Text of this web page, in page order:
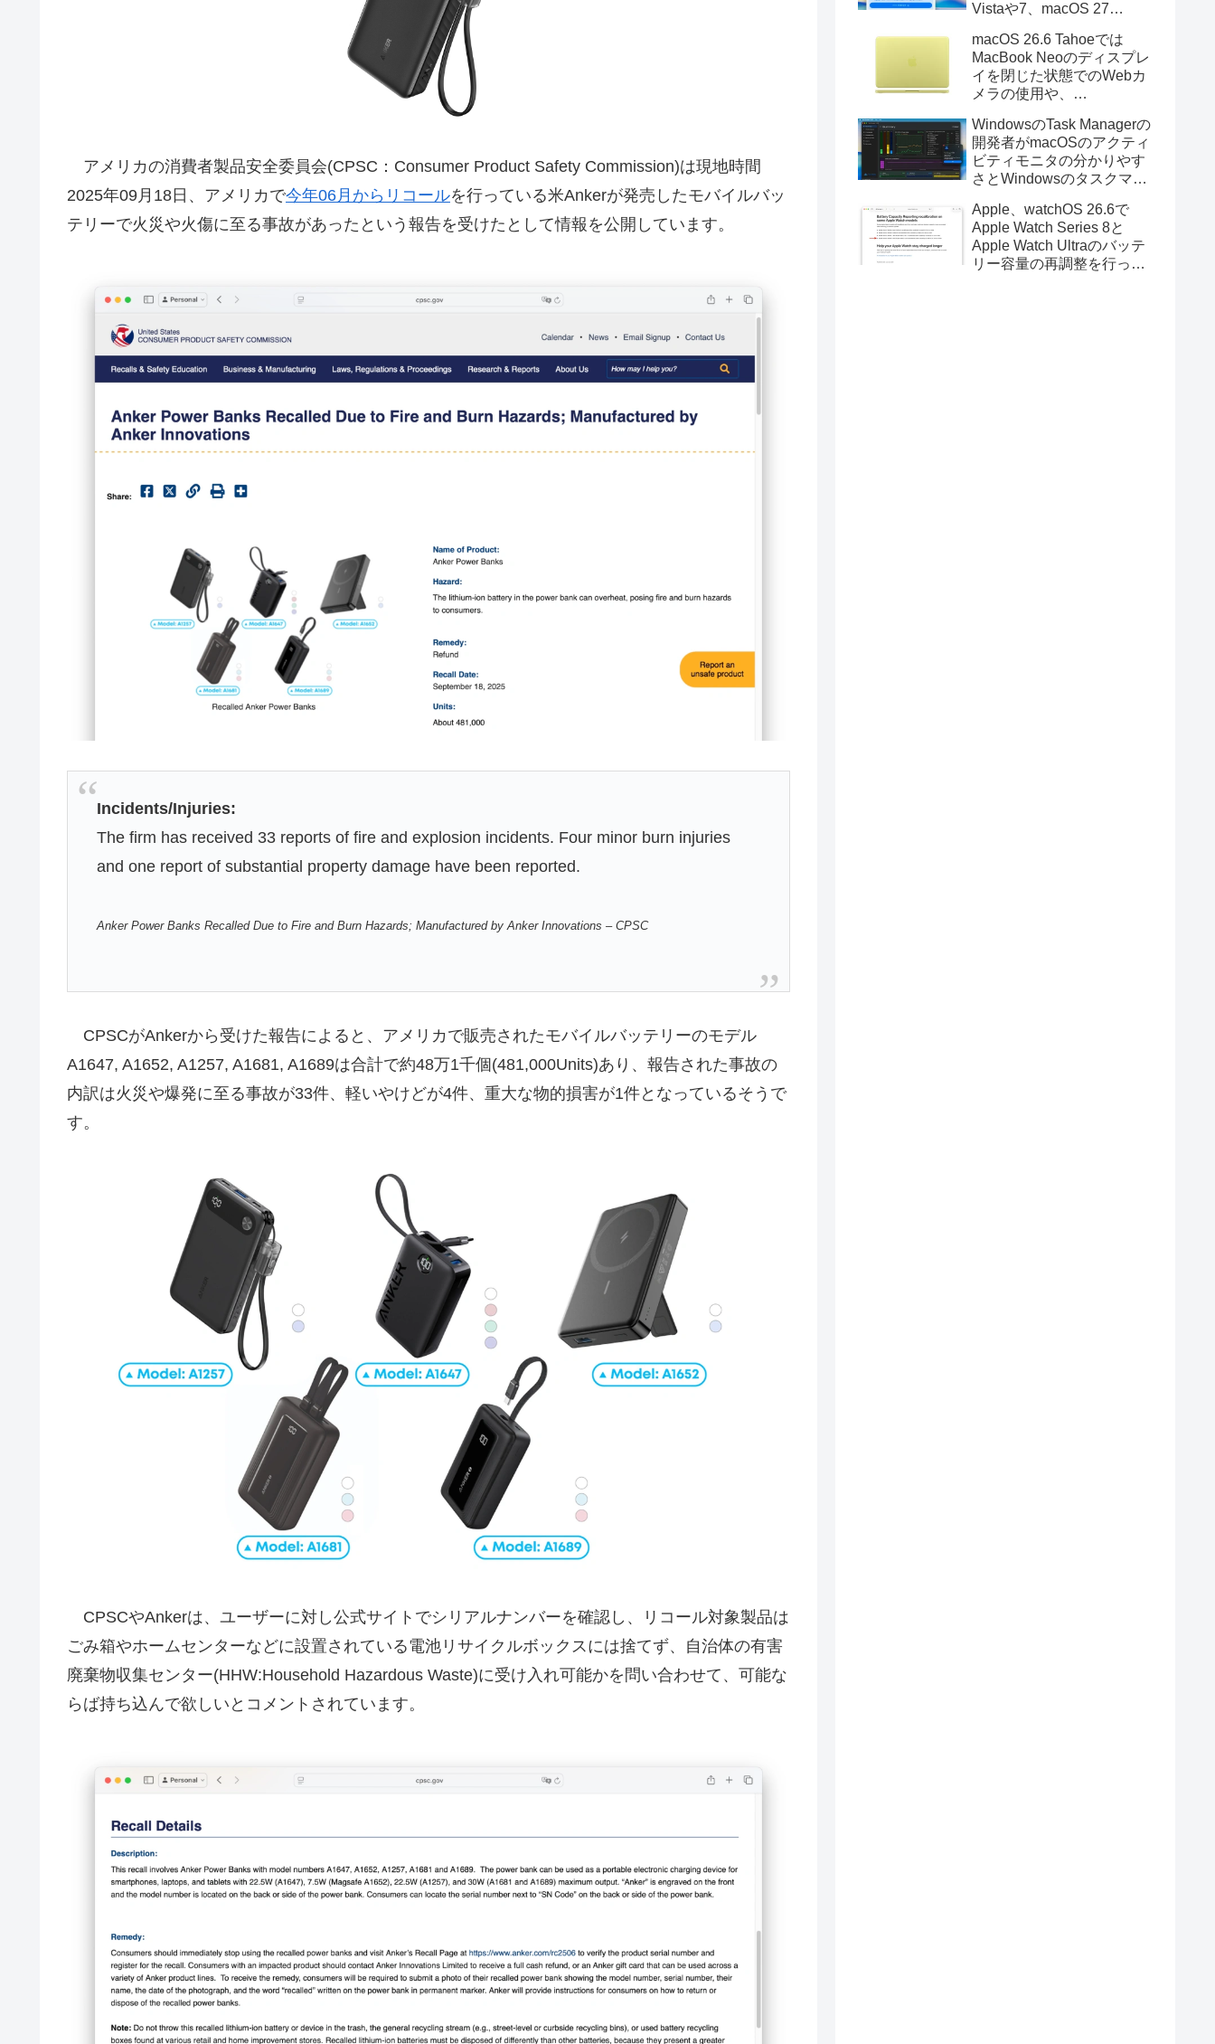
アメリカの消費者製品安全委員会(CPSC：Consumer Product Safety Commission)は現地時間
2025年09月18日、アメリカで今年06月からリコールを行っている米Ankerが発売したモバイルバッ
テリーで火災や火傷に至る事故があったという報告を受けたとして情報を公開しています。
Incidents/Injuries:
The firm has received 33 reports of fire and explosion incidents. Four minor burn injuries
and one report of substantial property damage have been reported.
Anker Power Banks Recalled Due to Fire and Burn Hazards; Manufactured by Anker Innovations – CPSC
CPSCがAnkerから受けた報告によると、アメリカで販売されたモバイルバッテリーのモデル
A1647, A1652, A1257, A1681, A1689は合計で約48万1千個(481,000Units)あり、報告された事故の
内訳は火災や爆発に至る事故が33件、軽いやけどが4件、重大な物的損害が1件となっているそうで
す。
CPSCやAnkerは、ユーザーに対し公式サイトでシリアルナンバーを確認し、リコール対象製品は
ごみ箱やホームセンターなどに設置されている電池リサイクルボックスには捨てず、自治体の有害
廃棄物収集センター(HHW:Household Hazardous Waste)に受け入れ可能かを問い合わせて、可能な
らば持ち込んで欲しいとコメントされています。
Vistaや7、macOS 27
トーラの作成に対応。
macOS 26.6 Tahoeでは
MacBook Neoのディスプレ
イを閉じた状態でのWebカ
メラの使用や、
利用しMacBook Neoを復元
する際の安定性が向上。
WindowsのTask Managerの
開発者がmacOSのアクティ
ビティモニタの分かりやす
さとWindowsのタスクマネ
Mac用システムモニタアプ
リ「Task Manager TMOG」
のBeta版を公開。
Apple、watchOS 26.6で
Apple Watch Series 8と
Apple Watch Ultraのバッテ
リー容量の再調整を行った